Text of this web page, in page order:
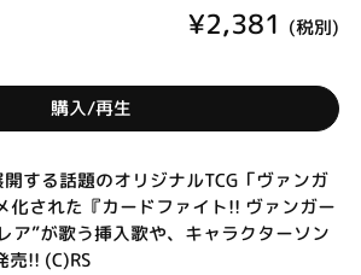
¥2,381 (税別)
購入/再生
開する話題のオリジナルTCG「ヴァンガ
化された『カードファイト!! ヴァンガー
”が歌う挿入歌や、キャラクターソン
売!! (C)RS